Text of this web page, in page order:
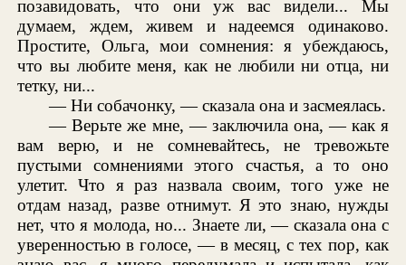
позавидовать, что они уж вас видели... Мы
думаем, ждем, живем и надеемся одинаково.
Простите, Ольга, мои сомнения: я убеждаюсь,
что вы любите меня, как не любили ни отца, ни
тетку, ни...
— Ни собачонку, — сказала она и засмеялась.
— Верьте же мне, — заключила она, — как я
вам верю, и не сомневайтесь, не тревожьте
пустыми сомнениями этого счастья, а то оно
улетит. Что я раз назвала своим, того уже не
отдам назад, разве отнимут. Я это знаю, нужды
нет, что я молода, но... Знаете ли, — сказала она с
уверенностью в голосе, — в месяц, с тех пор, как